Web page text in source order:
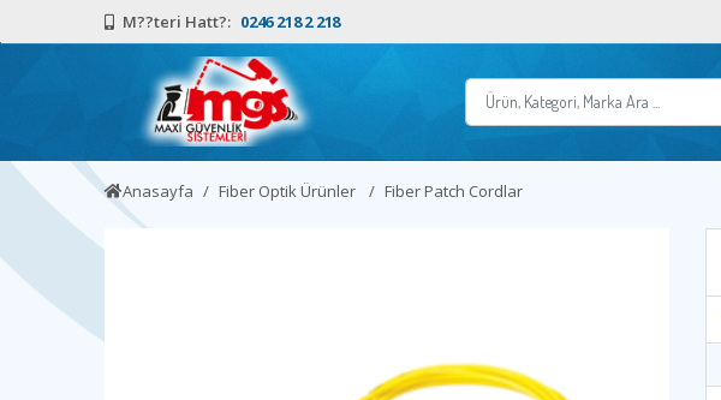
M??teri Hatt?: 0246 218 2 218
Anasayfa Fiber Optik Ürünler Fiber Patch Cordlar